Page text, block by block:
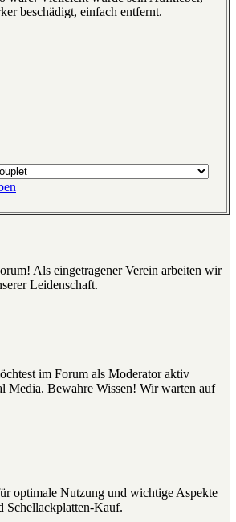
beschädigt, einfach entfernt.
Als eingetragener Verein arbeiten wir
Leidenschaft.
im Forum als Moderator aktiv
Media. Bewahre Wissen! Wir warten auf
optimale Nutzung und wichtige Aspekte
Schellackplatten-Kauf.